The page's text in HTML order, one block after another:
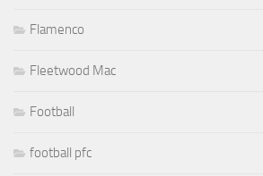
Flamenco
Fleetwood Mac
Football
football pfc